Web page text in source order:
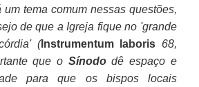
um tema comum nessas questões,
de que a Igreja fique no 'grande
(Instrumentum laboris 68,
que o Sínododê espaço e
para que os bispos locais